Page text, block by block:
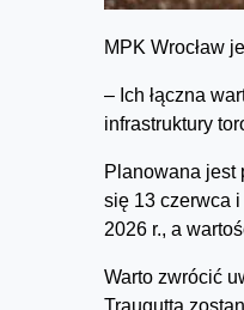
MPK Wrocław
– Ich łączna
infrastruktury
Planowana jest
się 13 czerwca
2026 r., a
Warto zwrócić